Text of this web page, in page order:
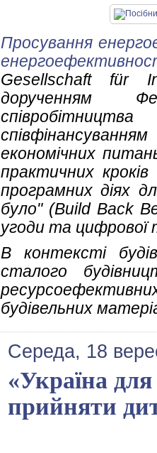
Просування
Gesellschaft für
дорученням
економічних
практичних
програмних діях
було" (Build Back
угоди та цифрової
В контексті
сталого
будівельних
Середа, 18
«Україна
прийняти